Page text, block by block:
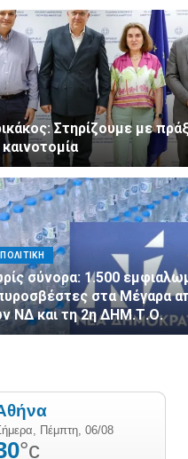
Στηρίζουμε με
ΠΟΛΙΤΙΚΗ
σύνορα: 1.500
στα Μέγαρα
ΝΔ και τη 2η ΔΗΜ.Τ.Ο.